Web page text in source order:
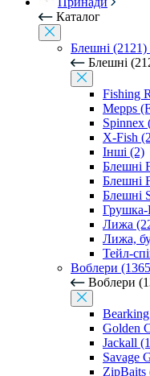
Каталог
Блешні (2121)
Блешні
Fishing
Mepps
Spinnex
X-Fish
Інші (2)
Блешні
Блешні
Блешні
Грушка-
Лижа
Лижа,
Тейл-
Воблери
Воблери
Golden
Jackall
Savage
ZipBaits